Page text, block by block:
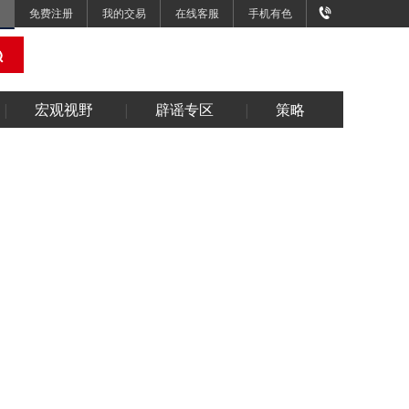
免费注册 我的交易 在线客服 手机有色
宏观视野 辟谣专区 策略